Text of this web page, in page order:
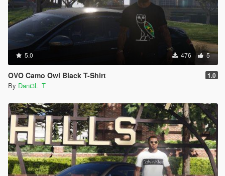
5.0 476 5
OVO Camo Owl Black T-Shirt 1.0
By Dani3L_T